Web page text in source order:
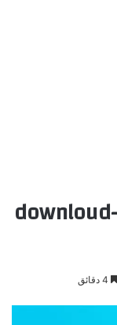
تحميل لعبة فيفا 2020 -downloud